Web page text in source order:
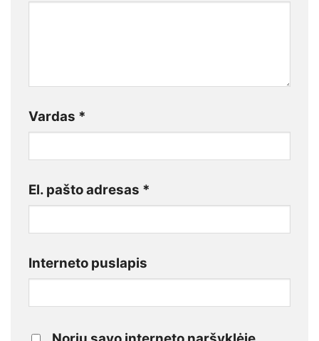
Vardas *
El. pašto adresas *
Interneto puslapis